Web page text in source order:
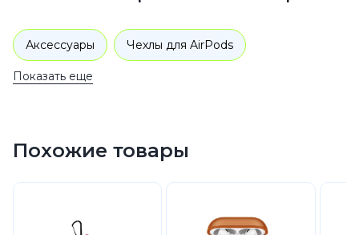
Аксессуары Чехлы для AirPods
Показать еще
Похожие товары